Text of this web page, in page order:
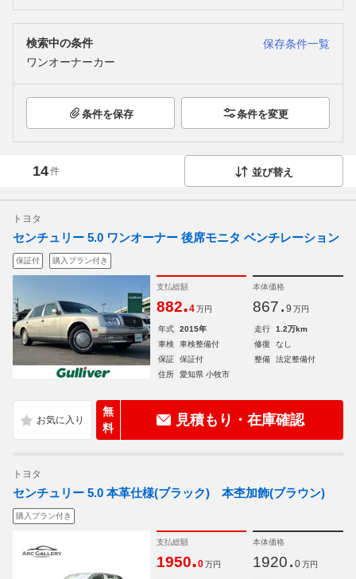
検索中の条件
保存条件一覧
ワンオーナーカー
条件を保存 条件を変更
14件 並び替え
トヨタ
センチュリー 5.0 ワンオーナー 後席モニタ ベンチレーション
保証付 購入プラン付き
支払総額
882.4 万円
本体価格
867. 9 万円
年式 2015年 走行
1.2万km
車検
車検整備付 修復
なし
保証
保証付 整備
法定整備付
住所
愛知県 小牧市
無
料
見積もり・在庫確認
トヨタ
センチュリー 5.0 本革仕様(ブラック) 本杢加飾(ブラウン)
購入プラン付き
支払総額
1950.0 万円
本体価格
1920. 0 万円